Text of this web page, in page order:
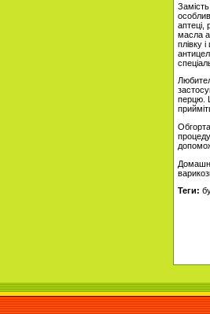
аптеці,
масла
плівку
перцю.
Теги: